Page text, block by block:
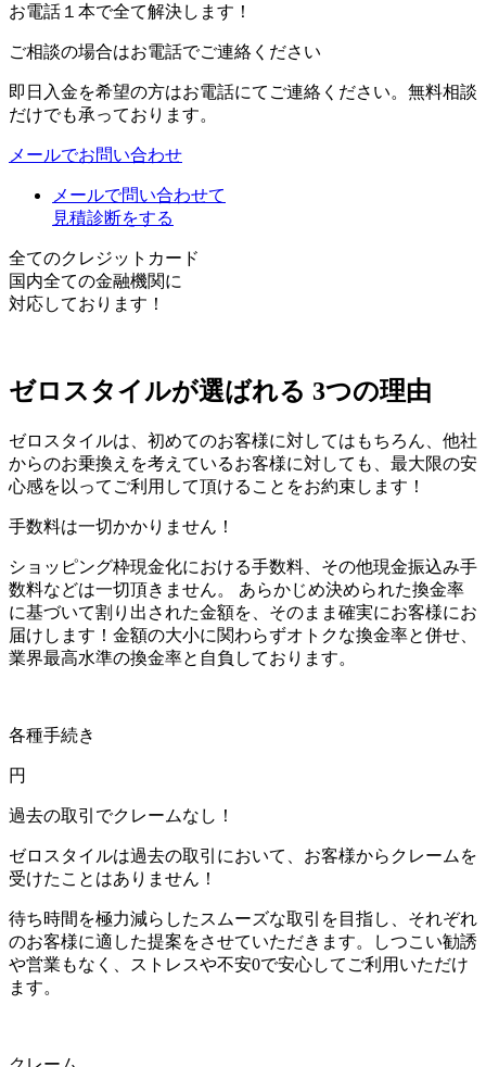
お電話１本で全て解決します！
ご相談の場合はお電話でご連絡ください
即日入金を希望の方はお電話にてご連絡ください。無料相談
だけでも承っております。
メールでお問い合わせ
メールで問い合わせて
見積診断をする
全てのクレジットカード
国内全ての金融機関に
対応しております！
ゼロスタイルが選ばれる 3つの理由
ゼロスタイルは、初めてのお客様に対してはもちろん、他社
からのお乗換えを考えているお客様に対しても、最大限の安
心感を以ってご利用して頂けることをお約束します！
手数料は一切かかりません！
ショッピング枠現金化における手数料、その他現金振込み手
数料などは一切頂きません。 あらかじめ決められた換金率
に基づいて割り出された金額を、そのまま確実にお客様にお
届けします！金額の大小に関わらずオトクな換金率と併せ、
業界最高水準の換金率と自負しております。
各種手続き
円
過去の取引でクレームなし！
ゼロスタイルは過去の取引において、お客様からクレームを
受けたことはありません！
待ち時間を極力減らしたスムーズな取引を目指し、それぞれ
のお客様に適した提案をさせていただきます。しつこい勧誘
や営業もなく、ストレスや不安0で安心してご利用いただけ
ます。